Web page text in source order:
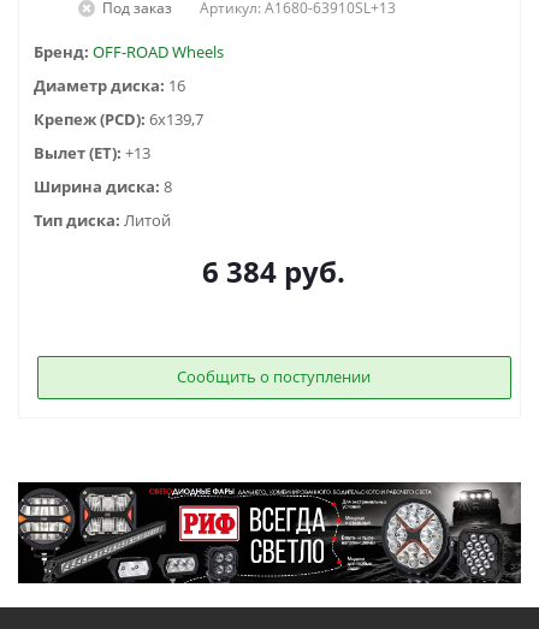
Под заказ Артикул: A1680-63910SL+13
Бренд: OFF-ROAD Wheels
Диаметр диска: 16
Крепеж (PCD): 6x139,7
Вылет (ET): +13
Ширина диска: 8
Тип диска: Литой
6 384 руб.
Сообщить о поступлении